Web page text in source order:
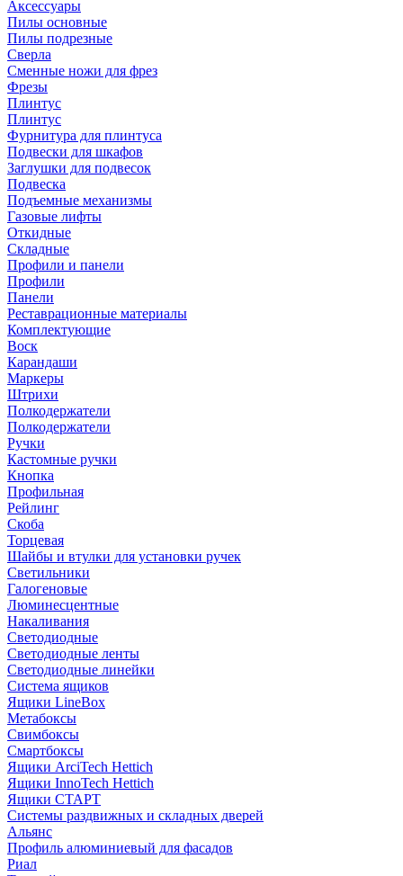
Аксессуары
Пилы основные
Пилы подрезные
Сверла
Сменные ножи для фрез
Фрезы
Плинтус
Плинтус
Фурнитура для плинтуса
Подвески для шкафов
Заглушки для подвесок
Подвеска
Подъемные механизмы
Газовые лифты
Откидные
Складные
Профили и панели
Профили
Панели
Реставрационные материалы
Комплектующие
Воск
Карандаши
Маркеры
Штрихи
Полкодержатели
Полкодержатели
Ручки
Кастомные ручки
Кнопка
Профильная
Рейлинг
Скоба
Торцевая
Шайбы и втулки для установки ручек
Светильники
Галогеновые
Люминесцентные
Накаливания
Светодиодные
Светодиодные ленты
Светодиодные линейки
Система ящиков
Ящики LineBox
Метабоксы
Свимбоксы
Смартбоксы
Ящики ArciTech Hettich
Ящики InnoTech Hettich
Ящики СТАРТ
Системы раздвижных и складных дверей
Альянс
Профиль алюминиевый для фасадов
Риал